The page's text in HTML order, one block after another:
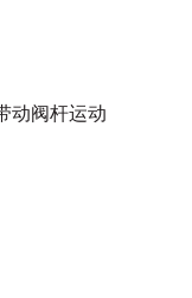
动阀杆运动